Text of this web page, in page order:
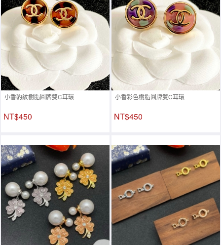
小香豹紋樹脂圓牌雙C耳環
NT$450
小香彩色樹脂圓牌雙C耳環
NT$450